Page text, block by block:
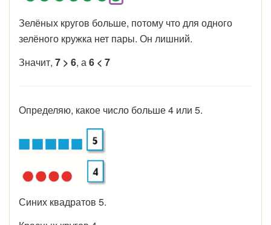
Зелёных кругов больше, потому что для одного
зелёного кружка нет пары. Он лишний.
Значит, 7 > 6, а6 < 7
Определяю, какое число больше 4 или 5.
Синих квадратов 5.